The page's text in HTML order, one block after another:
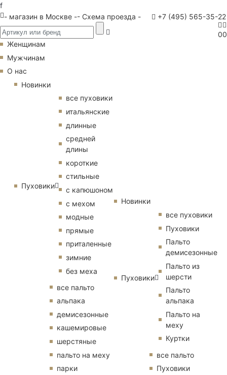
f
- магазин в Москве -- Схема проезда - +7 (495) 565-35-22
00
Женщинам
Мужчинам
О нас
Новинки
Пуховики
все пуховики
итальянские
длинные
средней
длины
короткие
стильные
с капюшоном
с мехом
модные
прямые
приталенные
зимние
без меха
все пальто
альпака
демисезонные
кашемировые
шерстяные
пальто на меху
парки
Новинки
Пуховики
все пуховики
Пуховики
Пальто
демисезонные
Пальто из
шерсти
Пальто
альпака
Пальто на
меху
Куртки
все пальто
Пуховики